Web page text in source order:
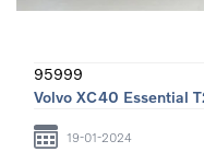
95999
Volvo XC40 Essential
19-01-2024